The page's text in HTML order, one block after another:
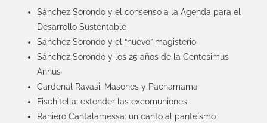
Sánchez Sorondo y el consenso a la Agenda para el
Desarrollo Sustentable
Sánchez Sorondo y el “nuevo” magisterio
Sánchez Sorondo y los 25 años de la Centesimus
Annus
Cardenal Ravasi: Masones y Pachamama
Fischitella: extender las excomuniones
Raniero Cantalamessa: un canto al panteísmo